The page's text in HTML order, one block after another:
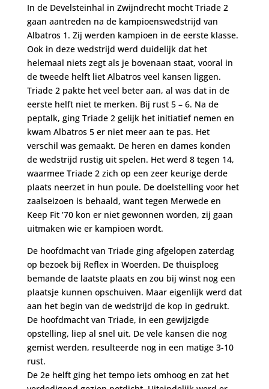
In de Develsteinhal in Zwijndrecht mocht Triade 2
gaan aantreden na de kampioenswedstrijd van
Albatros 1. Zij werden kampioen in de eerste klasse.
Ook in deze wedstrijd werd duidelijk dat het
helemaal niets zegt als je bovenaan staat, vooral in
de tweede helft liet Albatros veel kansen liggen.
Triade 2 pakte het veel beter aan, al was dat in de
eerste helft niet te merken. Bij rust 5 – 6. Na de
peptalk, ging Triade 2 gelijk het initiatief nemen en
kwam Albatros 5 er niet meer aan te pas. Het
verschil was gemaakt. De heren en dames konden
de wedstrijd rustig uit spelen. Het werd 8 tegen 14,
waarmee Triade 2 zich op een zeer keurige derde
plaats neerzet in hun poule. De doelstelling voor het
zaalseizoen is behaald, want tegen Merwede en
Keep Fit ’70 kon er niet gewonnen worden, zij gaan
uitmaken wie er kampioen wordt.
De hoofdmacht van Triade ging afgelopen zaterdag
op bezoek bij Reflex in Woerden. De thuisploeg
bemande de laatste plaats en zou bij winst nog een
plaatsje kunnen opschuiven. Maar eigenlijk werd dat
aan het begin van de wedstrijd de kop in gedrukt.
De hoofdmacht van Triade, in een gewijzigde
opstelling, liep al snel uit. De vele kansen die nog
gemist werden, resulteerde nog in een matige 3-10
rust.
De 2e helft ging het tempo iets omhoog en zat het